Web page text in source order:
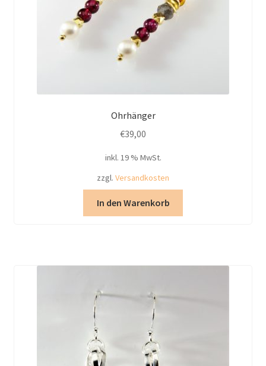
Ohrhänger
€39,00
inkl. 19 % MwSt.
zzgl. Versandkosten
In den Warenkorb